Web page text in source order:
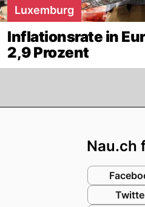
Luxemburg
Inflationsrate in
2,9 Prozent
Nau.ch